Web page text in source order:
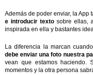
Además de poder enviar, la App
e introducir textosobre ellas,
inspirada en ella y bastantes
La diferencia la marcan
debe enviar una foto nuestra
vean que estamos haciendo.
momentos y la otra persona